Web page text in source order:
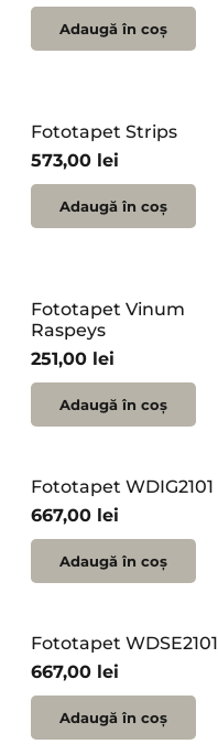
Adaugă în coș
Fototapet Strips
573,00 lei
Adaugă în coș
Fototapet Vinum
Raspeys
251,00 lei
Adaugă în coș
Fototapet WDIG2101
667,00 lei
Adaugă în coș
Fototapet WDSE2101
667,00 lei
Adaugă în coș